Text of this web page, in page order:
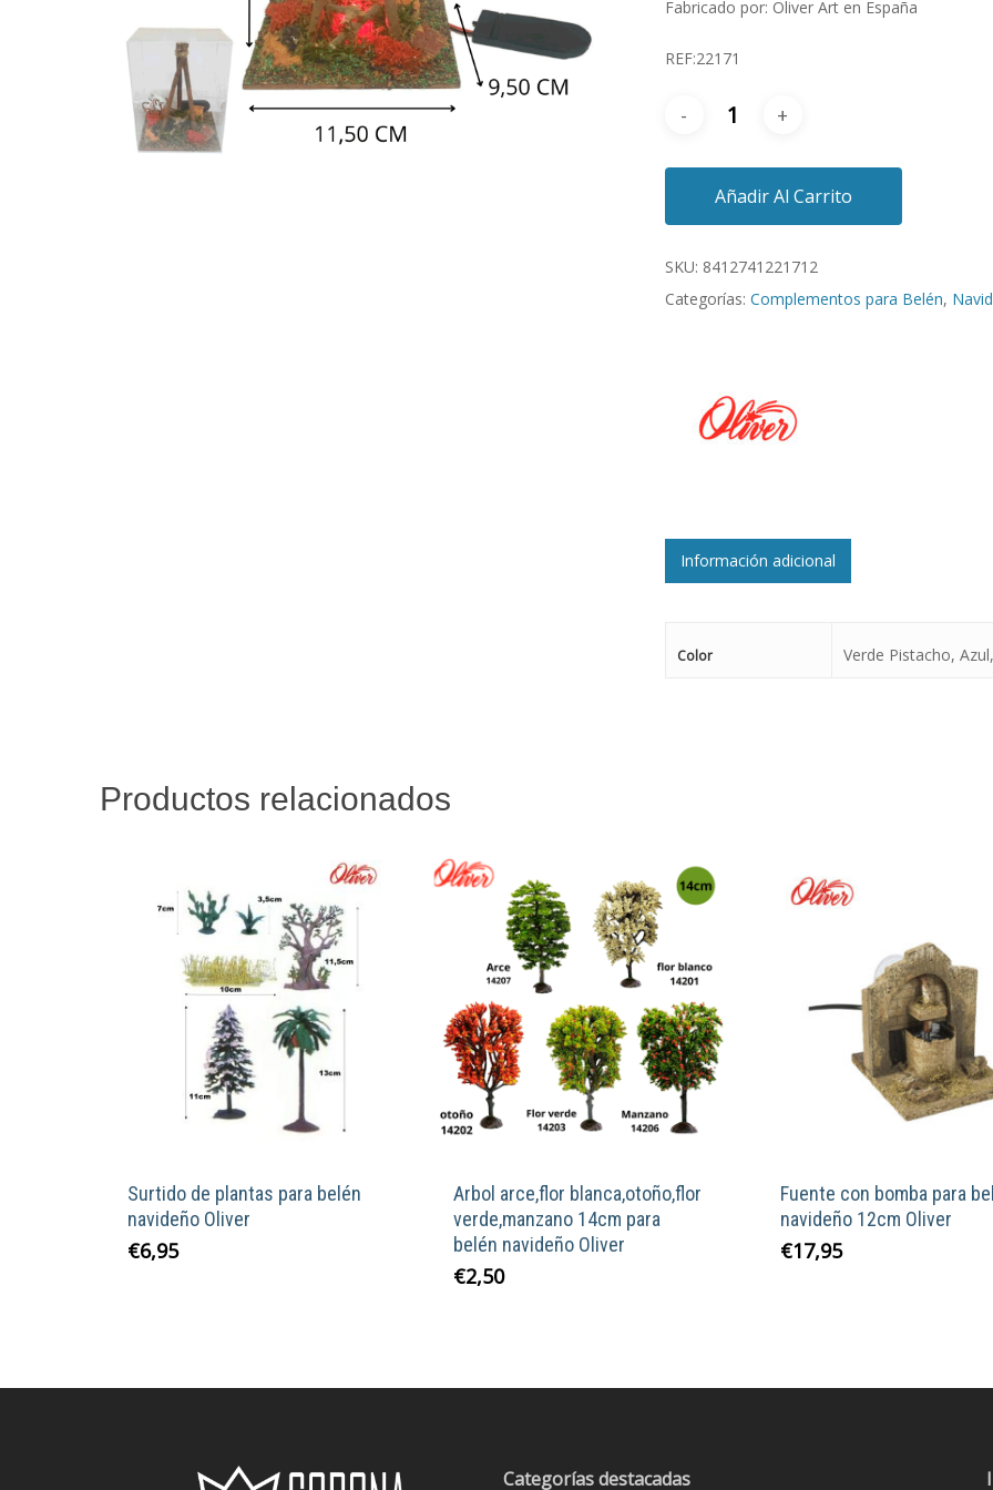
Fabricado por: Oliver Art en España
REF:22171
Añadir Al Carrito
SKU: 8412741221712
Categorías: Complementos para Belén,
Información adicional
Color Verde Pistacho,
Productos relacionados
Surtido de plantas para belén
navideño Oliver
€6,95
Arbol arce,flor blanca,otoño,flor
verde,manzano 14cm para
belén navideño Oliver
€2,50
variantes.
se
Fuente con bomba para
navideño 12cm Oliver
€17,95
Categorías destacadas